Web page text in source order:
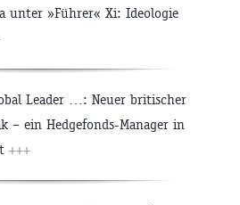
unter »Führer« Xi: Ideologie
Leader …: Neuer britischer
– ein Hedgefonds-Manager in
+++